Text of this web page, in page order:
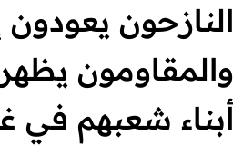
النازحون يعودون
والمقاومون
أبناء شعبهم في